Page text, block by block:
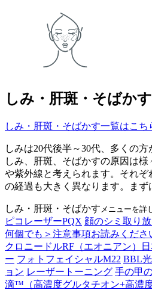
しみ・肝斑・そばかす
しみ・肝斑・そばかす一覧はこち
しみは20代後半～30代、多くの方
しみ、肝斑、そばかすの原因は
や紫外線と考えられます。それ
の経過も大きく異なります。まず
しみ・肝斑・そばかす メニューを詳
ピコレーザーPQX 顔のシミ取り
何個でも＞注意事項お読みくださ
クロニードルRF（エオニアン）
ー フォトフェイシャルM22 BBL
ョン レーザートーニング 手の甲
滴™（高濃度グルタチオン+高濃度